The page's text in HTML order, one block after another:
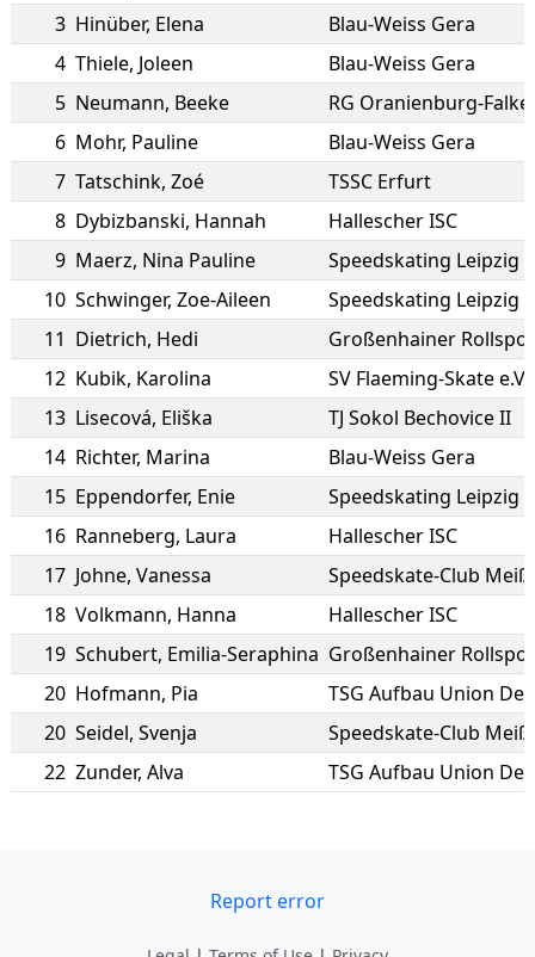
3 Hinüber, Elena
Blau-Weiss Gera
4 Thiele, Joleen
Blau-Weiss Gera
5 Neumann, Beeke
RG Oranienburg-
6 Mohr, Pauline
Blau-Weiss Gera
7 Tatschink, Zoé
TSSC Erfurt
8 Dybizbanski, Hannah
Hallescher ISC
9 Maerz, Nina Pauline
Speedskating Leipzig
10 Schwinger, Zoe-Aileen
Speedskating Leipzig
11 Dietrich, Hedi
Großenhainer
12 Kubik, Karolina
SV Flaeming-Skate e.V.
13 Lisecová, Eliška
TJ Sokol Bechovice II
14 Richter, Marina
Blau-Weiss Gera
15 Eppendorfer, Enie
Speedskating Leipzig
16 Ranneberg, Laura
Hallescher ISC
17 Johne, Vanessa
Speedskate-Club
18 Volkmann, Hanna
Hallescher ISC
19 Schubert, Emilia-Seraphina Großenhainer
20 Hofmann, Pia
TSG Aufbau Union
20 Seidel, Svenja
Speedskate-Club
22 Zunder, Alva TSG Aufbau Union
Report error